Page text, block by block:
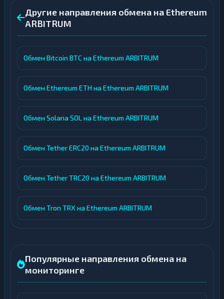
Другие направления обмена на Ethereum
ARBITRUM
Обмен Bitcoin BTC на Ethereum ARBITRUM
Обмен Ethereum ETH на Ethereum ARBITRUM
Обмен Solana SOL на Ethereum ARBITRUM
Обмен Tether ERC20 на Ethereum ARBITRUM
Обмен Tether TRC20 на Ethereum ARBITRUM
Обмен Tron TRX на Ethereum ARBITRUM
Популярные направления обмена на
мониторинге